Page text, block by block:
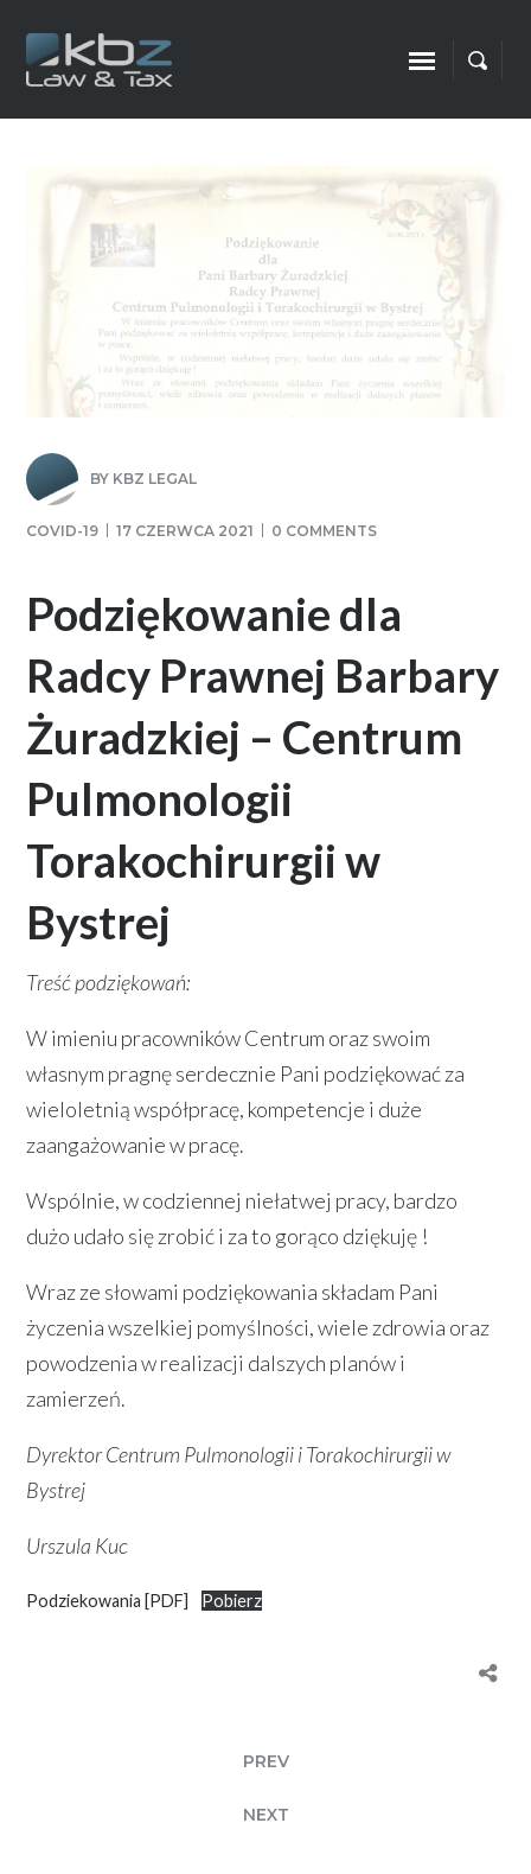
BY KBZ LEGAL
COVID-19 17 CZERWCA 2021 0 COMMENTS
Podziękowanie dla
Radcy Prawnej Barbary
Żuradzkiej – Centrum
Pulmonologii
Torakochirurgii w
Bystrej
Treść podziękowań:
W imieniu pracowników Centrum oraz swoim
własnym pragnę serdecznie Pani podziękować za
wieloletnią współpracę, kompetencje i duże
zaangażowanie w pracę.
Wspólnie, w codziennej niełatwej pracy, bardzo
dużo udało się zrobić i za to gorąco dziękuję !
Wraz ze słowami podziękowania składam Pani
życzenia wszelkiej pomyślności, wiele zdrowia oraz
powodzenia w realizacji dalszych planów i
zamierzeń.
Dyrektor Centrum Pulmonologii i Torakochirurgii w
Bystrej
Urszula Kuc
Podziekowania [PDF] Pobierz
PREV
NEXT